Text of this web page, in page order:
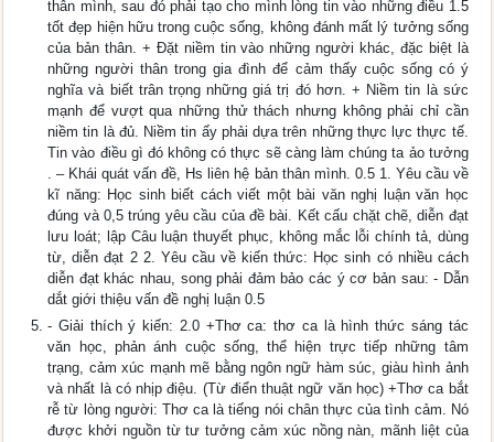
thân mình, sau đó phải tạo cho mình lòng tin vào những điều 1.5
tốt đẹp hiện hữu trong cuộc sống, không đánh mất lý tưởng sống
của bản thân. + Đặt niềm tin vào những người khác, đặc biệt là
những người thân trong gia đình để cảm thấy cuộc sống có ý
nghĩa và biết trân trọng những giá trị đó hơn. + Niềm tin là sức
mạnh để vượt qua những thử thách nhưng không phải chỉ cần
niềm tin là đủ. Niềm tin ấy phải dựa trên những thực lực thực tế.
Tin vào điều gì đó không có thực sẽ càng làm chúng ta ảo tưởng
. – Khái quát vấn đề, Hs liên hệ bản thân mình. 0.5 1. Yêu cầu về
kĩ năng: Học sinh biết cách viết một bài văn nghị luận văn học
đúng và 0,5 trúng yêu cầu của đề bài. Kết cấu chặt chẽ, diễn đạt
lưu loát; lập Câu luận thuyết phục, không mắc lỗi chính tả, dùng
từ, diễn đạt 2 2. Yêu cầu về kiến thức: Học sinh có nhiều cách
diễn đạt khác nhau, song phải đảm bảo các ý cơ bản sau: - Dẫn
dắt giới thiệu vấn đề nghị luận 0.5
- Giải thích ý kiến: 2.0 +Thơ ca: thơ ca là hình thức sáng tác
văn học, phản ánh cuộc sống, thể hiện trực tiếp những tâm
trạng, cảm xúc mạnh mẽ bằng ngôn ngữ hàm súc, giàu hình ảnh
và nhất là có nhịp điệu. (Từ điển thuật ngữ văn học) +Thơ ca bắt
rễ từ lòng người: Thơ ca là tiếng nói chân thực của tình cảm. Nó
được khởi nguồn từ tư tưởng cảm xúc nồng nàn, mãnh liệt của